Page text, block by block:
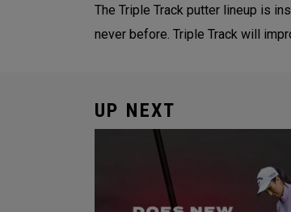
The Triple Track putter lineup is
never before. Triple Track will
UP NEXT